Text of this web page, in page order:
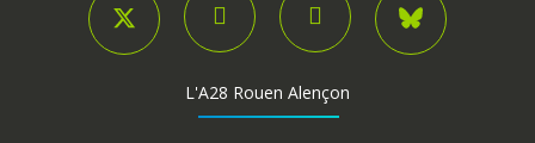
L'A28 Rouen Alençon